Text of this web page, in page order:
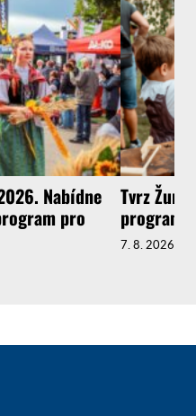
Nabídne
pro
Tvrz
7. 8. 2026